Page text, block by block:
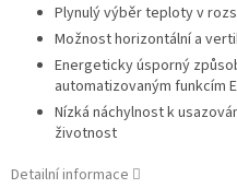
Plynulý výběr teploty v
Možnost horizontální a
Energeticky úsporný
automatizovaným funkcím
Nízká náchylnost k
životnost
Detailní informace